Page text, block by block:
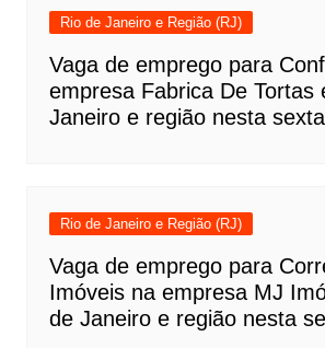
Rio de Janeiro e Região (RJ)
Vaga de emprego para
empresa Fabrica De Tortas
Janeiro e região nesta
Rio de Janeiro e Região (RJ)
Vaga de emprego para
Imóveis na empresa MJ
de Janeiro e região nesta